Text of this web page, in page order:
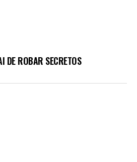
DE ROBAR SECRETOS